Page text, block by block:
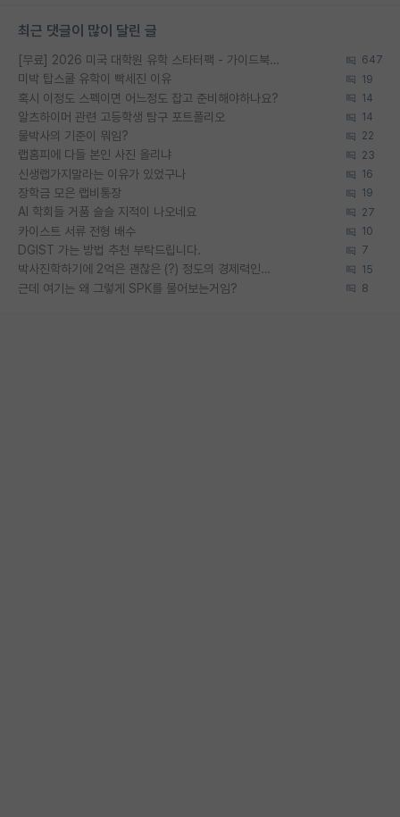
최근 댓글이 많이 달린 글
[무료] 2026 미국 대학원 유학 스타터팩 - 가이드북 & 합격자 컨택메일 템플릿 647
미박 탑스쿨 유학이 빡세진 이유 19
혹시 이정도 스펙이면 어느정도 잡고 준비해야하나요? 14
알츠하이머 관련 고등학생 탐구 포트폴리오 14
물박사의 기준이 뭐임? 22
랩홈피에 다들 본인 사진 올리냐 23
신생랩가지말라는 이유가 있었구나 16
장학금 모은 랩비통장 19
AI 학회들 거품 슬슬 지적이 나오네요 27
카이스트 서류 전형 배수 10
DGIST 가는 방법 추천 부탁드립니다. 7
박사진학하기에 2억은 괜찮은 (?) 정도의 경제력인가요 15
근데 여기는 왜 그렇게 SPK를 물어보는거임? 8